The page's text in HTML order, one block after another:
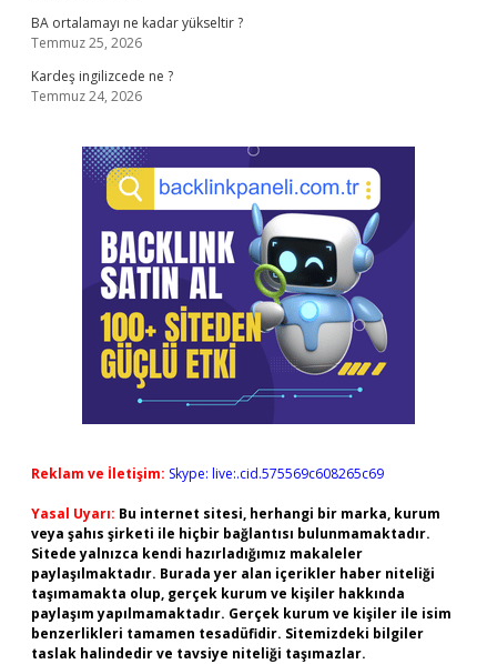
BA ortalamayı ne kadar yükseltir ?
Temmuz 25, 2026
Kardeş ingilizcede ne ?
Temmuz 24, 2026
Reklam ve İletişim: Skype: live:.cid.575569c608265c69
Yasal Uyarı: Bu internet sitesi, herhangi bir marka, kurum
veya şahıs şirketi ile hiçbir bağlantısı bulunmamaktadır.
Sitede yalnızca kendi hazırladığımız makaleler
paylaşılmaktadır. Burada yer alan içerikler haber niteliği
taşımamakta olup, gerçek kurum ve kişiler hakkında
paylaşım yapılmamaktadır. Gerçek kurum ve kişiler ile isim
benzerlikleri tamamen tesadüfidir. Sitemizdeki bilgiler
taslak halindedir ve tavsiye niteliği taşımazlar.